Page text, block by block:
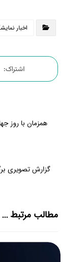
اخبار
همزمان با روز
گزارش تصویری
مطالب مرتبط ...